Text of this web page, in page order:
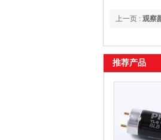
上一页 : 观察
推荐产品